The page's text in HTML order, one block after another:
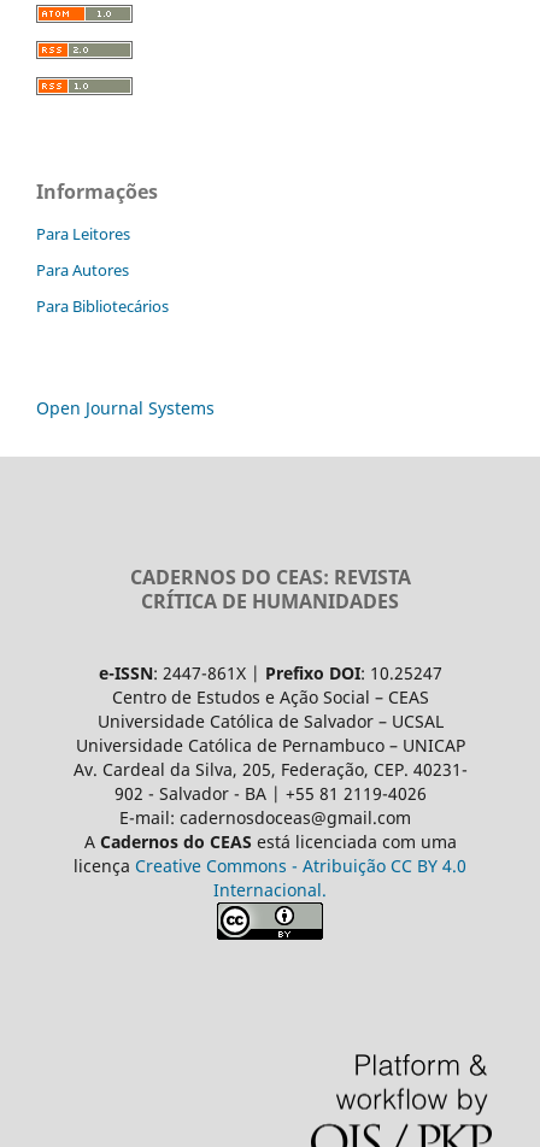
Informações
Para Leitores
Para Autores
Para Bibliotecários
Open Journal Systems
CADERNOS DO CEAS: REVISTA
CRÍTICA DE HUMANIDADES
e-ISSN: 2447-861X | Prefixo DOI: 10.25247
Centro de Estudos e Ação Social – CEAS
Universidade Católica de Salvador – UCSAL
Universidade Católica de Pernambuco – UNICAP
Av. Cardeal da Silva, 205, Federação, CEP. 40231-
902 - Salvador - BA | +55 81 2119-4026
E-mail: cadernosdoceas@gmail.com
A Cadernos do CEAS está licenciada com uma
licença Creative Commons - Atribuição CC BY 4.0
Internacional.